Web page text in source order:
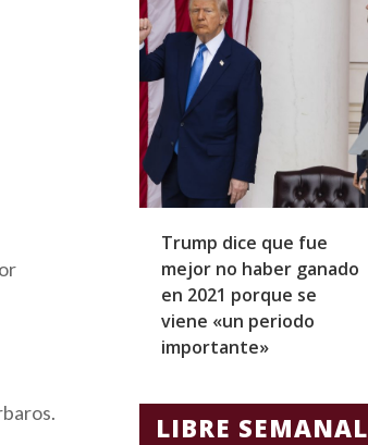
Trump dice que fue
mejor no haber ganado
en 2021 porque se
viene «un periodo
importante»
LIBRE SEMANAL